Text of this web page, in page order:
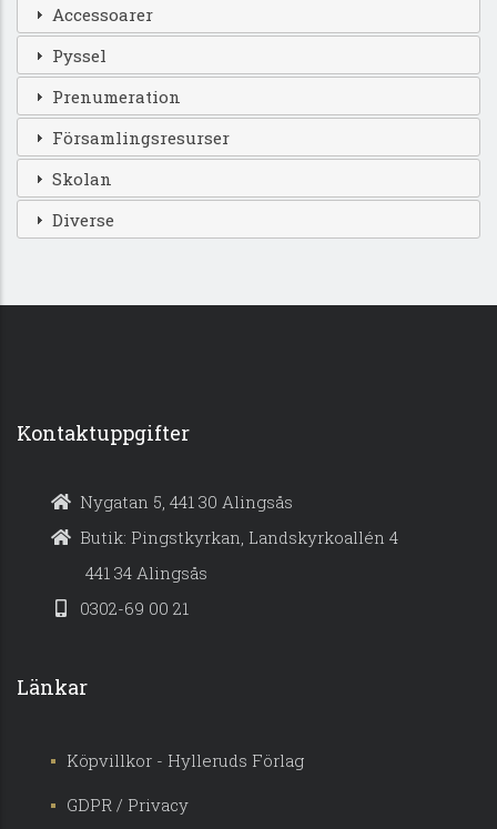
Accessoarer
Pyssel
Prenumeration
Församlingsresurser
Skolan
Diverse
Kontaktuppgifter
Nygatan 5, 441 30 Alingsås
Butik: Pingstkyrkan, Landskyrkoallén 4
441 34 Alingsås
0302-69 00 21
Länkar
Köpvillkor - Hylleruds Förlag
GDPR / Privacy